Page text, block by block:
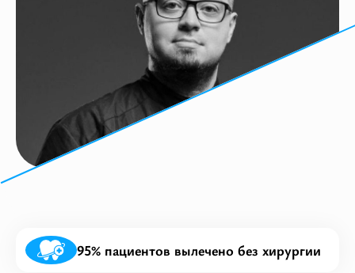
+7 708 232 46 06
Астана ул. Жумекен Нажимеденов, 34
Астана, пр. Мангилик Ел, 26
Астана: ТРЦ Green Mall​ ул. Сыганак, 17Б
95% пациентов вылечено без хирургии